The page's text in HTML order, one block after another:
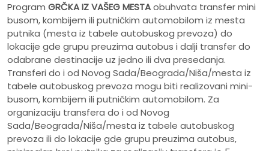
Program GRČKA IZ VAŠEG MESTAobuhvata transfer mini
busom, kombijem ili putničkim automobilom iz mesta
putnika (mesta iz tabele autobuskog prevoza) do
lokacije gde grupu preuzima autobus i dalji transfer do
odabrane destinacije uz jedno ili dva presedanja.
Transferi do i od Novog Sada/Beograda/Niša/mesta iz
tabele autobuskog prevoza mogu biti realizovani mini-
busom, kombijem ili putničkim automobilom. Za
organizaciju transfera do i od Novog
Sada/Beograda/Niša/mesta iz tabele autobuskog
prevoza ili do lokacije gde grupu preuzima autobus,